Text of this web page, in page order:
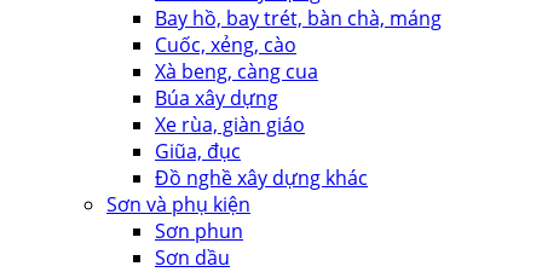
Bay hồ, bay trét, bàn chà, máng
Cuốc, xẻng, cào
Xà beng, càng cua
Búa xây dựng
Xe rùa, giàn giáo
Giũa, đục
Đồ nghề xây dựng khác
Sơn và phụ kiện
Sơn phun
Sơn dầu